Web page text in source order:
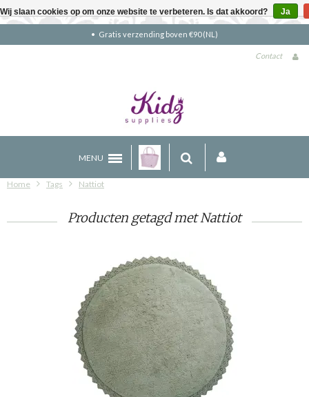
Gratis verzending boven €90 (NL)
Contact
MENU
Home Tags Nattiot
Producten getagd met Nattiot
Wij slaan cookies op om onze website te verbeteren. Is dat akkoord? Ja